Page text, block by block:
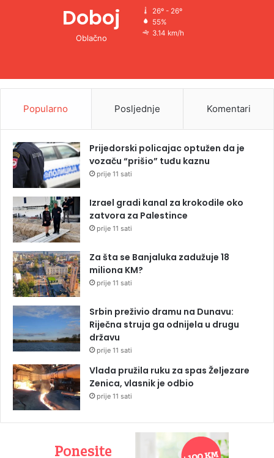
Doboj
Oblačno
26º - 26º
55%
3.14 km/h
Popularno Posljednje Komentari
Prijedorski policajac optužen da je
vozaču “prišio” tuđu kaznu
prije 11 sati
Izrael gradi kanal za krokodile oko
zatvora za Palestince
prije 11 sati
Za šta se Banjaluka zadužuje 18
miliona KM?
prije 11 sati
Srbin preživio dramu na Dunavu:
Riječna struja ga odnijela u drugu
državu
prije 11 sati
Vlada pružila ruku za spas Željezare
Zenica, vlasnik je odbio
prije 11 sati